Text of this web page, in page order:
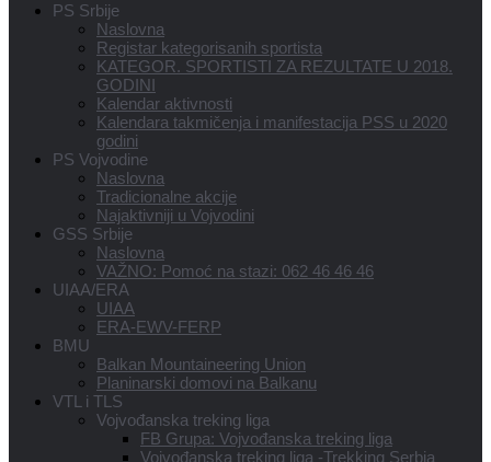
PS Srbije
Naslovna
Registar kategorisanih sportista
KATEGOR. SPORTISTI ZA REZULTATE U 2018.
GODINI
Kalendar aktivnosti
Kalendara takmičenja i manifestacija PSS u 2020
godini
PS Vojvodine
Naslovna
Tradicionalne akcije
Najaktivniji u Vojvodini
GSS Srbije
Naslovna
VAŽNO: Pomoć na stazi: 062 46 46 46
UIAA/ERA
UIAA
ERA-EWV-FERP
BMU
Balkan Mountaineering Union
Planinarski domovi na Balkanu
VTL i TLS
Vojvođanska treking liga
FB Grupa: Vojvođanska treking liga
Vojvođanska treking liga -Trekking Serbia